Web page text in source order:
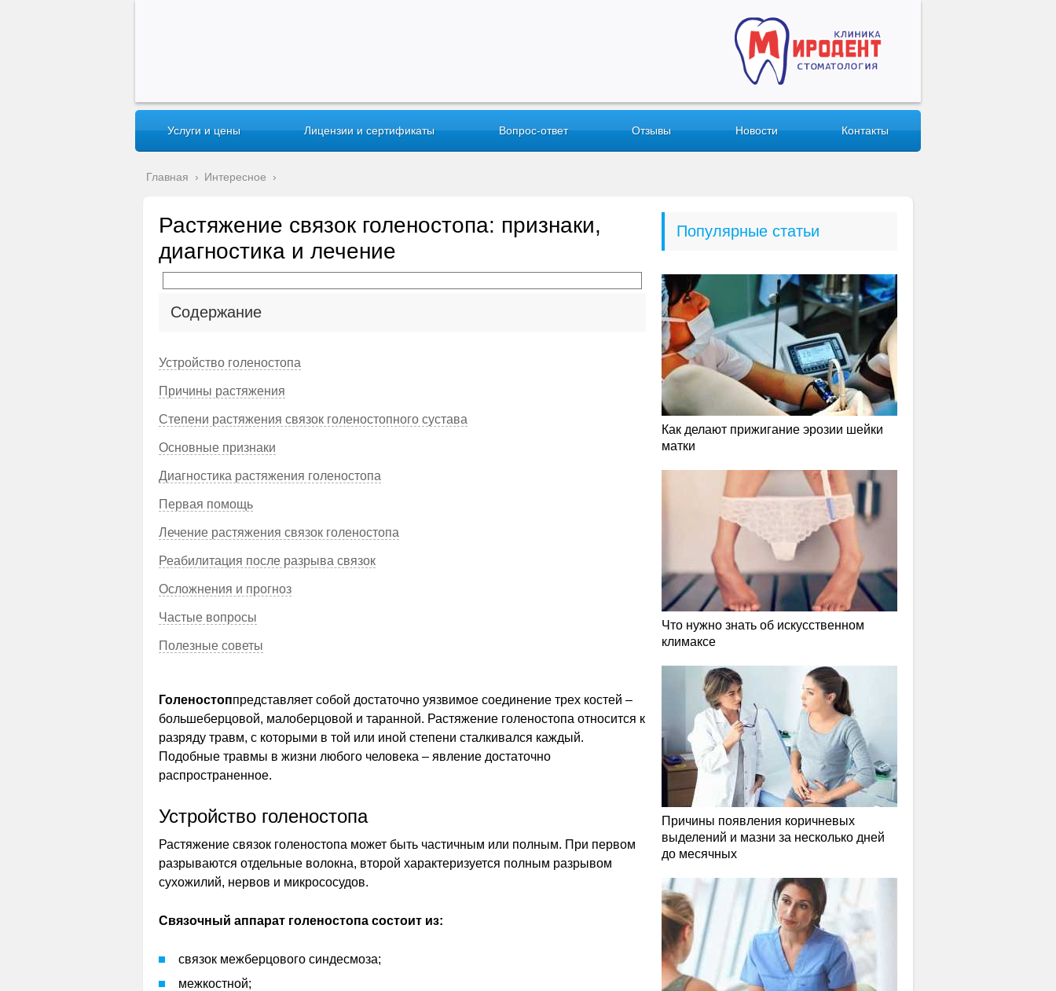
Услуги и цены Лицензии и сертификаты Вопрос-ответ Отзывы Новости Контакты
Главная › Интересное ›
Растяжение связок голеностопа: признаки,
диагностика и лечение
Содержание
Устройство голеностопа
Причины растяжения
Степени растяжения связок голеностопного сустава
Основные признаки
Диагностика растяжения голеностопа
Первая помощь
Лечение растяжения связок голеностопа
Реабилитация после разрыва связок
Осложнения и прогноз
Частые вопросы
Полезные советы
Голеностоппредставляет собой достаточно уязвимое соединение трех костей –
большеберцовой, малоберцовой и таранной. Растяжение голеностопа относится к
разряду травм, с которыми в той или иной степени сталкивался каждый.
Подобные травмы в жизни любого человека – явление достаточно
распространенное.
Устройство голеностопа
Растяжение связок голеностопа может быть частичным или полным. При первом
разрываются отдельные волокна, второй характеризуется полным разрывом
сухожилий, нервов и микрососудов.
Связочный аппарат голеностопа состоит из:
связок межберцового синдесмоза;
межкостной;
Популярные статьи
Как делают прижигание эрозии шейки
матки
Что нужно знать об искусственном
климаксе
Причины появления коричневых
выделений и мазни за несколько дней
до месячных